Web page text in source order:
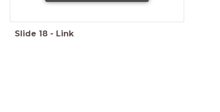
Slide 18 - Link